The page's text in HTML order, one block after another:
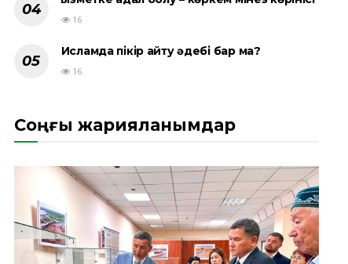
16
Исламда пікір айту әдебі бар ма?
16
Соңғы жарияланымдар